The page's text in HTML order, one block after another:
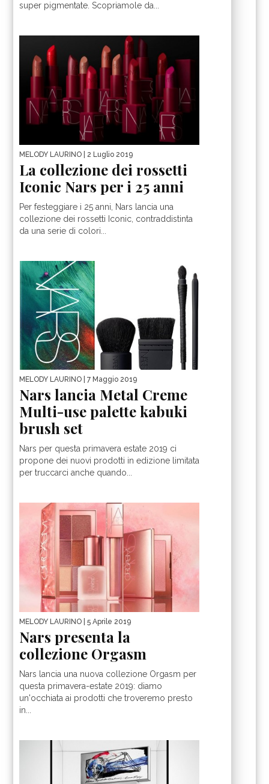
super pigmentate. Scopriamole da...
MELODY LAURINO | 2 Luglio 2019
La collezione dei rossetti
Iconic Nars per i 25 anni
Per festeggiare i 25 anni, Nars lancia una
collezione dei rossetti Iconic, contraddistinta
da una serie di colori...
MELODY LAURINO | 7 Maggio 2019
Nars lancia Metal Creme
Multi-use palette kabuki
brush set
Nars per questa primavera estate 2019 ci
propone dei nuovi prodotti in edizione limitata
per truccarci anche quando...
MELODY LAURINO | 5 Aprile 2019
Nars presenta la
collezione Orgasm
Nars lancia una nuova collezione Orgasm per
questa primavera-estate 2019: diamo
un'occhiata ai prodotti che troveremo presto
in...